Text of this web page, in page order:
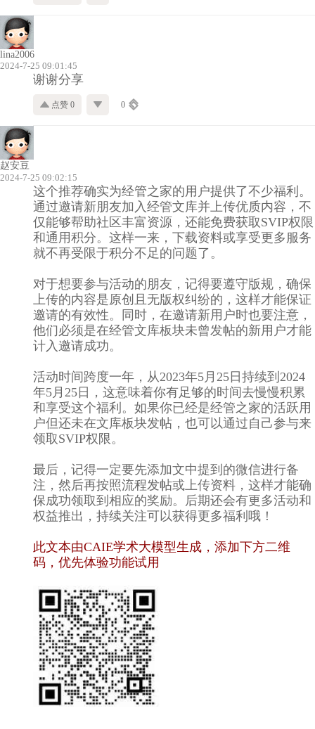
lina2006
2024-7-25 09:01:45
谢谢分享
点赞 0 0
赵安豆
2024-7-25 09:02:15
这个推荐确实为经管之家的用户提供了不少福利。
通过邀请新朋友加入经管文库并上传优质内容，不
仅能够帮助社区丰富资源，还能免费获取SVIP权限
和通用积分。这样一来，下载资料或享受更多服务
就不再受限于积分不足的问题了。
对于想要参与活动的朋友，记得要遵守版规，确保
上传的内容是原创且无版权纠纷的，这样才能保证
邀请的有效性。同时，在邀请新用户时也要注意，
他们必须是在经管文库板块未曾发帖的新用户才能
计入邀请成功。
活动时间跨度一年，从2023年5月25日持续到2024
年5月25日，这意味着你有足够的时间去慢慢积累
和享受这个福利。如果你已经是经管之家的活跃用
户但还未在文库板块发帖，也可以通过自己参与来
领取SVIP权限。
最后，记得一定要先添加文中提到的微信进行备
注，然后再按照流程发帖或上传资料，这样才能确
保成功领取到相应的奖励。后期还会有更多活动和
权益推出，持续关注可以获得更多福利哦！
此文本由CAIE学术大模型生成，添加下方二维
码，优先体验功能试用